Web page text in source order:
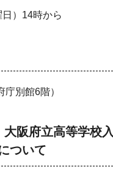
）14時から
別館6階）
大阪府立高等学校
ついて